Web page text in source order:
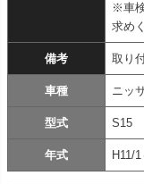
※車
求め
備考 取り
車種 ニッ
型式 S15
年式 H11/